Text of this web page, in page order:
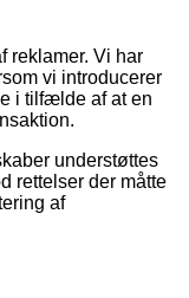
reklamer. Vi har
vi introducerer
i tilfælde af at en
understøttes
rettelser der måtte
af